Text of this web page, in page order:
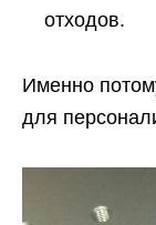
отходов.
Именно
для